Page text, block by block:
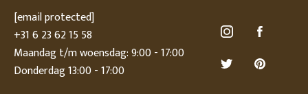
[email protected]
+31 6 23 62 15 58
Maandag t/m woensdag: 9:00 - 17:00
Donderdag 13:00 - 17:00